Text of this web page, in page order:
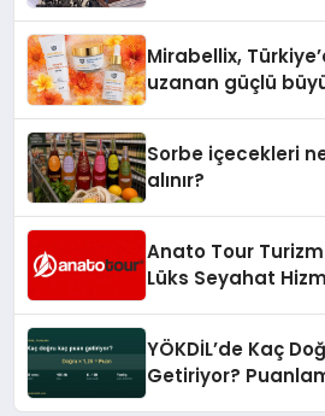
Mirabellix,
uzanan güçlü
Sorbe içecekleri
alınır?
Anato Tour
Lüks Seyahat
YÖKDİL’de Kaç
Getiriyor?